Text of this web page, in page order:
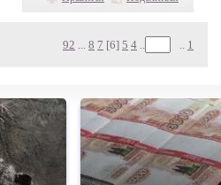
92 ... 8 7 [6] 5 4 .. .. 1